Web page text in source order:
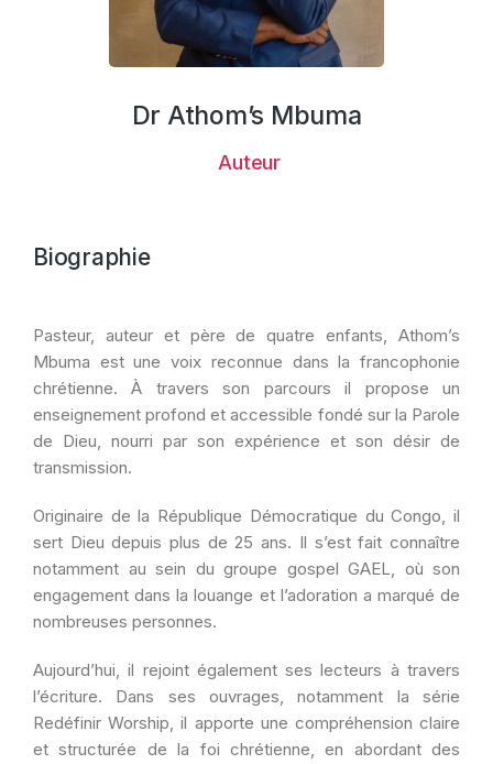
Dr Athom’s Mbuma
Auteur
Biographie
Pasteur, auteur et père de quatre enfants, Athom’s
Mbuma est une voix reconnue dans la francophonie
chrétienne. À travers son parcours il propose un
enseignement profond et accessible fondé sur la Parole
de Dieu, nourri par son expérience et son désir de
transmission.
Originaire de la République Démocratique du Congo, il
sert Dieu depuis plus de 25 ans. Il s’est fait connaître
notamment au sein du groupe gospel GAEL, où son
engagement dans la louange et l’adoration a marqué de
nombreuses personnes.
Aujourd’hui, il rejoint également ses lecteurs à travers
l’écriture. Dans ses ouvrages, notamment la série
Redéfinir Worship, il apporte une compréhension claire
et structurée de la foi chrétienne, en abordant des